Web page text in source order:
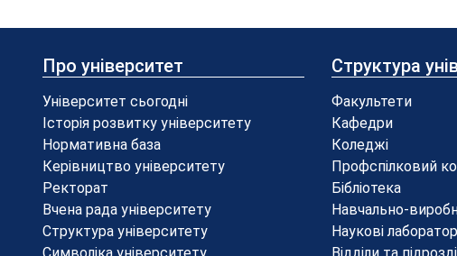
Про університет
Університет сьогодні
Історія розвитку університету
Нормативна база
Керівництво університету
Ректорат
Вчена рада університету
Структура університету
Структура
Факультети
Кафедри
Коледжі
Профспілковий
Бібліотека
Навчально-
Наукові